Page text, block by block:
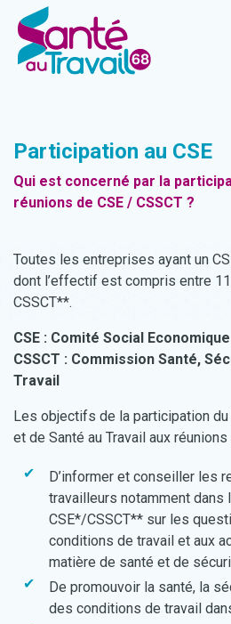
Participation au CSE
Qui est concerné par la
réunions de CSE / CSSCT ?
Toutes les entreprises ayant un
dont l’effectif est compris entre
CSSCT**.
CSE : Comité Social Economique
CSSCT : Commission Santé,
Travail
Les objectifs de la participation
et de Santé au Travail aux
D’informer et conseiller les
travailleurs notamment dans
CSE*/CSSCT** sur les
conditions de travail et aux
matière de santé et de
De promouvoir la santé, la
des conditions de travail